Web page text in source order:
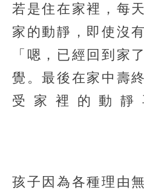
若是住在家裡，每
家的動靜，即使沒
「嗯，已經回到家
覺。最後在家中壽
受家裡的動靜
孩子因為各種理由